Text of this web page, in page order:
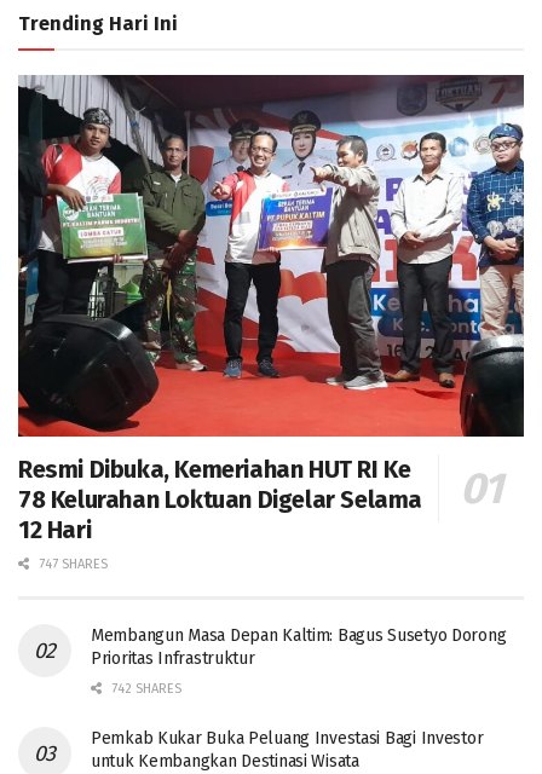
Trending Hari Ini
Resmi Dibuka, Kemeriahan HUT RI Ke
78 Kelurahan Loktuan Digelar Selama
12 Hari
747 SHARES
Membangun Masa Depan Kaltim: Bagus Susetyo Dorong
Prioritas Infrastruktur
742 SHARES
Pemkab Kukar Buka Peluang Investasi Bagi Investor
untuk Kembangkan Destinasi Wisata